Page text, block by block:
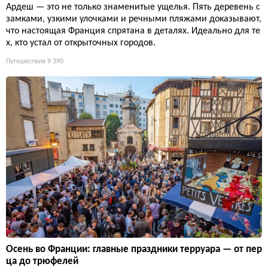
Ардеш — это не только знаменитые ущелья. Пять деревень с
замками, узкими улочками и речными пляжами доказывают,
что настоящая Франция спрятана в деталях. Идеально для те
х, кто устал от открыточных городов.
Путешествия 9 390
Осень во Франции: главные праздники терруара — от пер
ца до трюфелей